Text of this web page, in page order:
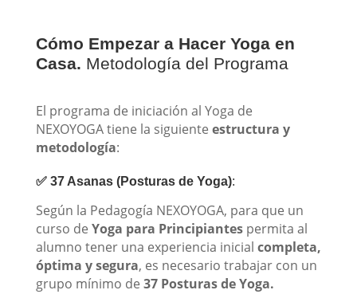
Cómo Empezar a Hacer Yoga en
Casa. Metodología del Programa
El programa de iniciación al Yoga de
NEXOYOGA tiene la siguiente estructura y
metodología:
✅ 37 Asanas (Posturas de Yoga):
Según la Pedagogía NEXOYOGA, para que un
curso de Yoga para Principiantespermita al
alumno tener una experiencia inicial completa,
óptima y segura, es necesario trabajar con un
grupo mínimo de 37 Posturas de Yoga.